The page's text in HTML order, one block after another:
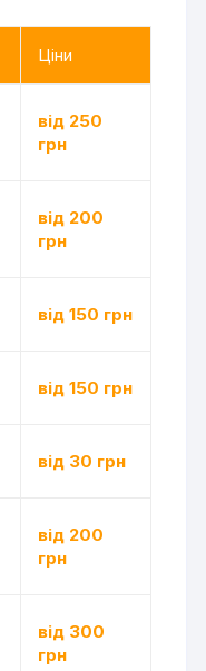
Ціни
від 250
грн
від 200
грн
від 150 грн
від 150 грн
від 30 грн
від 200
грн
від 300
грн